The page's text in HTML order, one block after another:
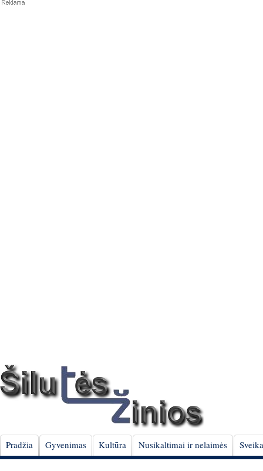
Pradžia Gyvenimas Kultūra Nusikaltimai ir nelaimės